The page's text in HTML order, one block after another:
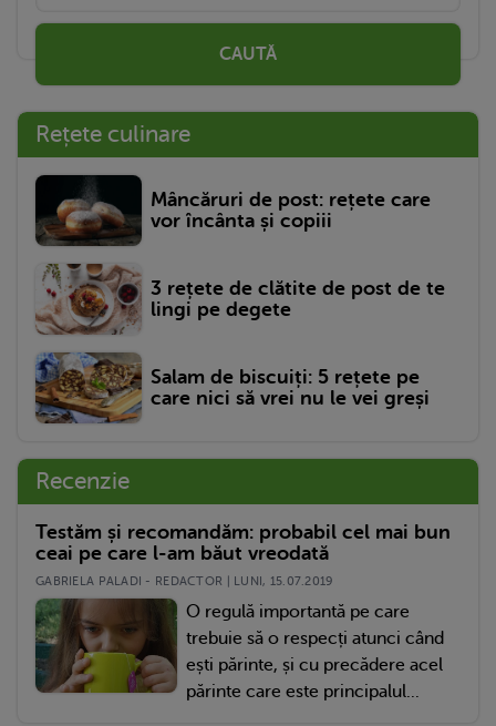
CAUTĂ
Rețete culinare
Mâncăruri de post: rețete care
vor încânta și copiii
3 rețete de clătite de post de te
lingi pe degete
Salam de biscuiți: 5 rețete pe
care nici să vrei nu le vei greși
Recenzie
Testăm și recomandăm: probabil cel mai bun
ceai pe care l-am băut vreodată
GABRIELA PALADI - REDACTOR | LUNI, 15.07.2019
O regulă importantă pe care
trebuie să o respecți atunci când
ești părinte, și cu precădere acel
părinte care este principalul...